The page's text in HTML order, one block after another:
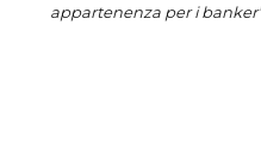
appartenenza per i